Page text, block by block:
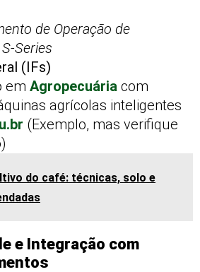
de Operação de
Series
(IFs)
em Agropecuária com
agrícolas inteligentes
(Exemplo, mas verifique
do café: técnicas, solo e
e Integração com